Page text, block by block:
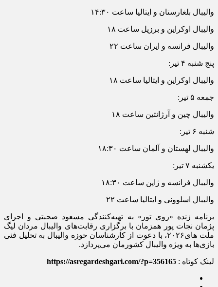
والیبال بلغارستان و ایتالیا ساعت ۱۴:۳۰
والیبال اوکراین و برزیل ساعت ۱۸
والیبال فرانسه و ایران ساعت ۲۲
پنج شنبه ۴ تیر:
والیبال اوکراین و ایتالیا ساعت ۱۸
جمعه ۵ تیر:
والیبال چین و آرژانتین ساعت ۱۸
شنبه ۶ تیر:
والیبال لهستان و آلمان ساعت ۱۸:۳۰
یکشنبه ۷ تیر:
والیبال فرانسه و ژاپن ساعت ۱۸:۳۰
والیبال اسلوونی و ایتالیا ساعت ۲۲
برنامه زنده «روی تور» به تهیه‌کنندگی مسعود صحبتی و اجرای
پژمان نجات پور همزمان با برگزاری رقابت‌های والیبال مردان لیگ
ملت های۲۰۲۶، با دعوت از کارشناسان حوزه والیبال به تحلیل فنی
بازی‌ها به ویژه والیبال کشورمان می‌پردازد.
لینک کوتاه : https://asregardeshgari.com/?p=356165